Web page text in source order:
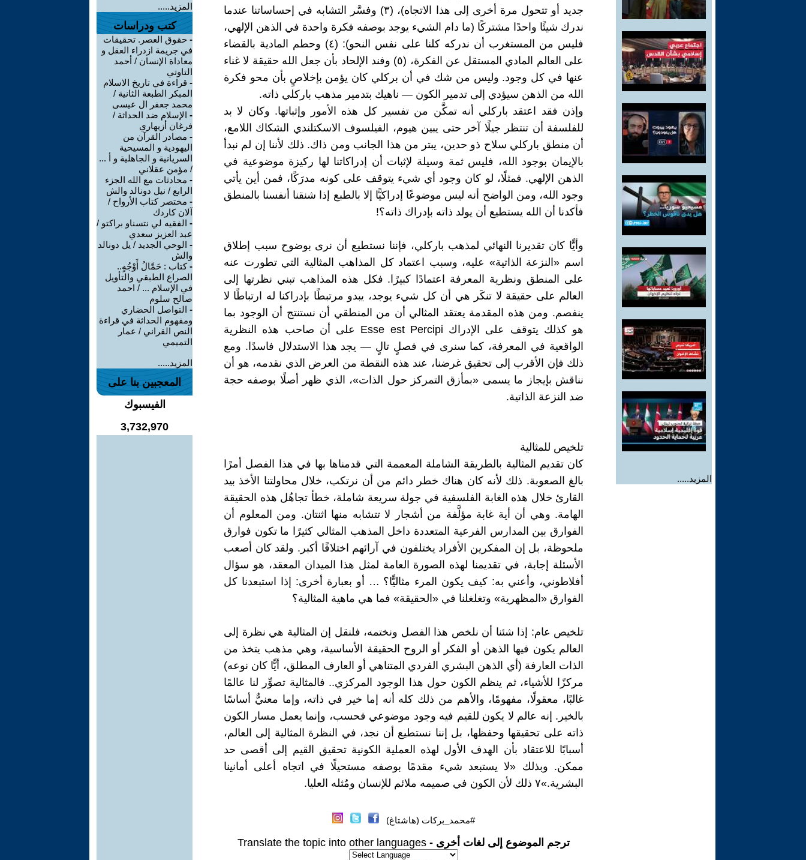
المزيد.....
جديد أو تتحول مرة أخرى إلى هذا الاتجاه)، (٣) وفسَّر التشابه في إحساساتنا عندما
ندرك شيئًا واحدًا مشتركًا (ما دام الشيء يوجد بوصفه فكرة واحدة في الذهن الإلهي،
فليس من المستغرب أن ندركه كلنا على نفس النحو): (٤) وحطم المادية بالقضاء
على العالم المادي المستقل عن الفكرة، (٥) وفند الإلحاد بأن جعل الله حقيقة لا غناء
عنها في كل وجود. وليس من شك في أن بركلي كان يؤمن بإخلاصٍ بأن محو فكرة
الله من الذهن سيؤدي إلى تدمير الكون — ناهيك بتدمير مذهب باركلي ذاته.
وإذن فقد اعتقد باركلي أنه تمكَّن من تفسير كل هذه الأمور وإثباتها. وكان لا بد
للفلسفة أن تنتظر جيلًا آخر حتى يبين هيوم، الفيلسوف الاسكتلندي الشكاك اللامع،
أن منطق باركلي سلاح ذو حدين، يبتر من هذا الجانب ومن ذاك. ذلك لأننا إن لم نبدأ
بالإيمان بوجود الله، فليس ثمة وسيلة لإثبات أن إدراكاتنا لها ركيزة موضوعية في
الذهن الإلهي. فمثلًا، لو كان وجود أي شيء يتوقف على كونه مدرَكًا، فمن أين يأتي
وجود الله، ومن الواضح أنه ليس موضوعًا إدراكيًّا إلا بالطبع إذا شنقنا أنفسنا بالمنطق
فأكدنا أن الله يستطيع أن يولد ذاته بإدراك ذاته؟!
وأيًّا كان تقديرنا النهائي لمذهب باركلي، فإننا نستطيع أن نرى بوضوح سبب إطلاق
اسم «النزعة الذاتية» عليه، وسبب اعتماد كل المذاهب المثالية التي تطورت عنه
على المنطق ونظرية المعرفة اعتمادًا كبيرًا. فكل هذه المذاهب تبني نظرتها إلى
العالم على حقيقة لا تنكَر هي أن كل شيء يوجد، يبدو مرتبطًا بإدراكنا له ارتباطًا لا
ينفصم. ومن هذه المقدمة يعتقد المثالي أن من المنطقي أن نستنتج أن الوجود بما
هو كذلك يتوقف على الإدراك Esse est Percipi على أن صاحب هذه النظرية
الواقعية في المعرفة، كما سنرى في فصلٍ تالٍ — يجد هذا الاستدلال فاسدًا. ومع
ذلك فإن الأقرب إلى تحقيق غرضنا، عند هذه النقطة من العرض الذي نقدمه، هو أن
نناقش بإيجاز ما يسمى «بمأزق التمركز حول الذات»، الذي ظهر أصلًا بوصفه حجة
ضد النزعة الذاتية.
تلخيص للمثالية
كان تقديم المثالية بالطريقة الشاملة المعممة التي قدمناها بها في هذا الفصل أمرًا
بالغ الصعوبة. ذلك لأنه كان هناك خطر دائم من أن نرتكب، خلال محاولتنا الأخذ بيد
القارئ خلال هذه الغابة الفلسفية في جولة سريعة شاملة، خطأ تجاهُل هذه الحقيقة
الهامة. وهي أن أية غابة مؤلَّفة من أشجار لا تتشابه منها اثنتان. ومن المعلوم أن
الفوارق بين المدارس الفرعية المتعددة داخل المذهب المثالي كثيرًا ما تكون فوارق
ملحوظة، بل إن المفكرين الأفراد يختلفون في آرائهم اختلافًا أكبر. ولقد كان أصعب
الأسئلة إجابة، في تقديمنا لهذه الصورة العامة لمثل هذا الميدان المعقد، هو سؤال
أفلاطوني، وأعني به: كيف يكون المرء مثاليًّا؟ … أو بعبارة أخرى: إذا استبعدنا كل
الفوارق «المظهرية» وتغلغلنا في «الحقيقة» فما هي ماهية المثالية؟
تلخيص عام: إذا شئنا أن نلخص هذا الفصل ونختمه، فلنقل إن المثالية هي نظرة إلى
العالم يكون فيها الذهن أو الفكر أو الروح الحقيقة الأساسية، وهي مذهب يتخذ من
الذات العارفة (أي الذهن البشري الفردي المتناهي أو العارف المطلق، أيًّا كان نوعه)
مركزًا للأشياء، ثم ينظم الكون حول هذا الوجود المركزي.. فالمثالية تصوِّر لنا عالمًا
غالبًا، معقولًا، مفهومًا، والأهم من ذلك كله أنه إما خير في ذاته، وإما معنيٌّ أساسًا
بالخير. إنه عالم لا يكون للقيم فيه وجود موضوعي فحسب، وإنما يعمل مسار الكون
ذاته على تحقيقها وحفظها، بل إننا نستطيع أن نجد، في النظرة المثالية إلى العالم،
أسبابًا للاعتقاد بأن الهدف الأول لهذه العملية الكونية تحقيق القيم إلى أقصى حد
ممكن. وبذلك «لا يستبعد شيء مقدمًا بوصفه مستحيلًا في اتجاه أعلى أمانينا
البشرية.»٧ ذلك لأن الكون في صميمه ملائم للإنسان ومُثله العليا.
#محمد_بركات (هاشتاغ)
ترجم الموضوع إلى لغات أخرى - Translate the topic into other languages
المزيد.....
كتب ودراسات
- حقوق العصر. تحقيقات
في جريمة ازدراء العقل و
معاداة الإنسان / أحمد
التاوتي
- قراءة في تاريخ الاسلام
المبكر الطبعة الثانية /
محمد جعفر ال عيسى
- الإسلام ضد الحداثة /
فرغان أزيهاري
- مصادر القرآن من
اليهودية و المسيحية
السريانية و الجاهلية و أ ...
/ مؤمن عقلاني
- محادثات مع الله الجزء
الرابع / نيل دونالد والش
- مختصر كتاب الأرواح /
آلان كاردك
- الفقيه لي نتسناو براكتو /
عبد العزيز سعدي
- الوحي الجديد / يل دونالد
والش
-كتاب : حَمَّالُ أَوْجُهٍ..
الصراع الطبقي والتأويل
في الإسلام ... / احمد
صالح سلوم
- التواصل الحضاري
ومفهوم الحداثة في قراءة
النص القراني / عمار
التميمي
المزيد.....
المعجبين بنا على
الفيسبوك
3,732,970